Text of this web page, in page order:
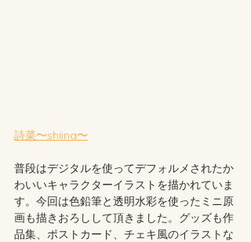
詩菜〜shiina〜
普段はデジタルを使ってデフォルメされたか
わいいキャラクターイラストを描かれていま
す。今回は色鉛筆と透明水彩を使ったミニ原
画も描きおろしして頂きました。グッズも作
品集、ポストカード、チェキ風のイラストな